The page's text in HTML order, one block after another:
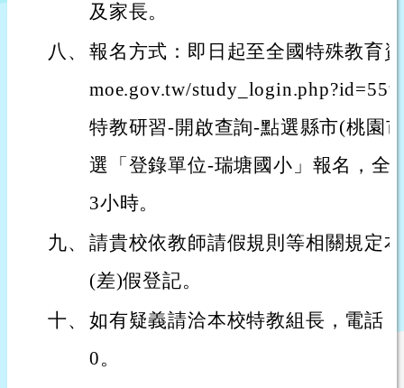
及家長。
八、 報名方式：即日起至全國特殊教育
moe.gov.tw/
特教研習-開啟查詢-點選縣市(桃園
選「登錄單位-瑞塘國小」報名，全
3小時。
九、 請貴校依教師請假規則等相關規定
(差)假登記。
十、 如有疑義請洽本校特教組長，電話
0。